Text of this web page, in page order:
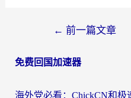
导
← 前一篇文章
免费回国加速器